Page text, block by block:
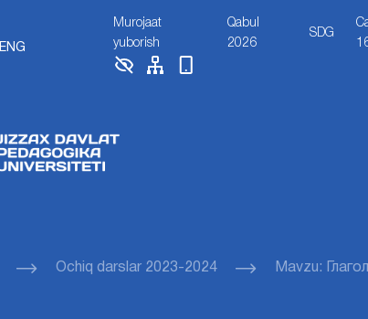
ENG
Murojaat
yuborish
Qabul
2026
SDG
Ochiq darslar 2023-2024 Mavzu: